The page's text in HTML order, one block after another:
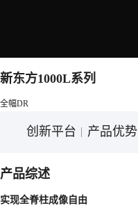
新东方1000L系列
全幅DR
创新平台 产品优势
产品综述
实现全脊柱成像自由